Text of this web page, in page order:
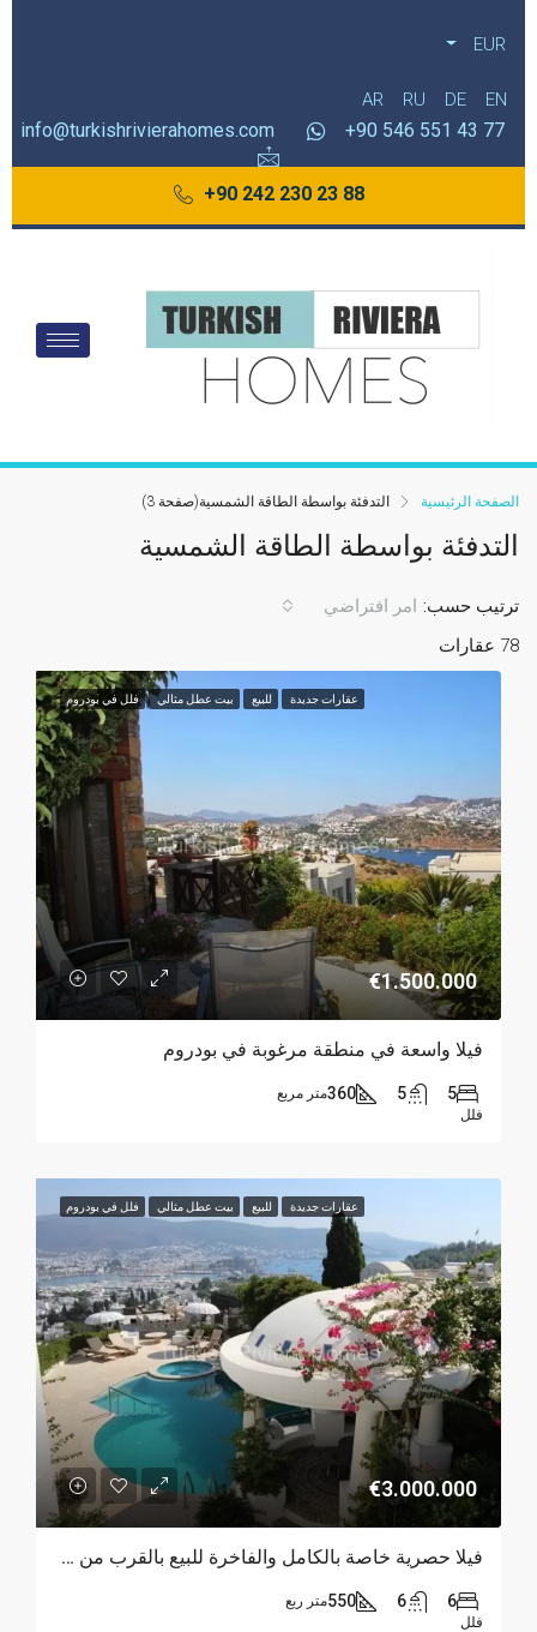
EUR
EN
DE
RU
AR
77 43 551 546 90+
info@turkishrivierahomes.com
88 23 230 242 90+
الصفحة الرئيسية التدفئة بواسطة الطاقة الشمسية(صفحة 3)
التدفئة بواسطة الطاقة الشمسية
78 عقارات
ترتيب حسب: امر افتراضي
عقارات جديدة للبيع بيت عطل مثالي فلل في بودروم
€1.500.000
فيلا واسعة في منطقة مرغوبة في بودروم
5
5
360متر مربع
فلل
عقارات جديدة للبيع بيت عطل مثالي فلل في بودروم
€3.000.000
فيلا حصرية خاصة بالكامل والفاخرة للبيع بالقرب من مركز بودروم
6
6
550متر ربع
فلل